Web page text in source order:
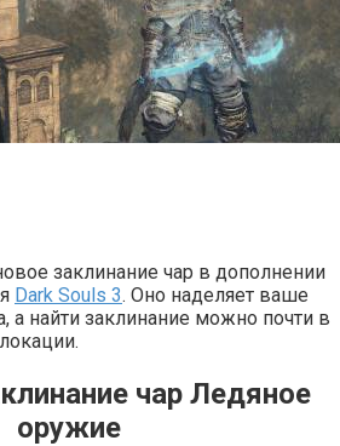
заклинание чар в дополнении
Dark Souls 3. Оно наделяет ваше
а найти заклинание можно почти в
чар Ледяное
оружие